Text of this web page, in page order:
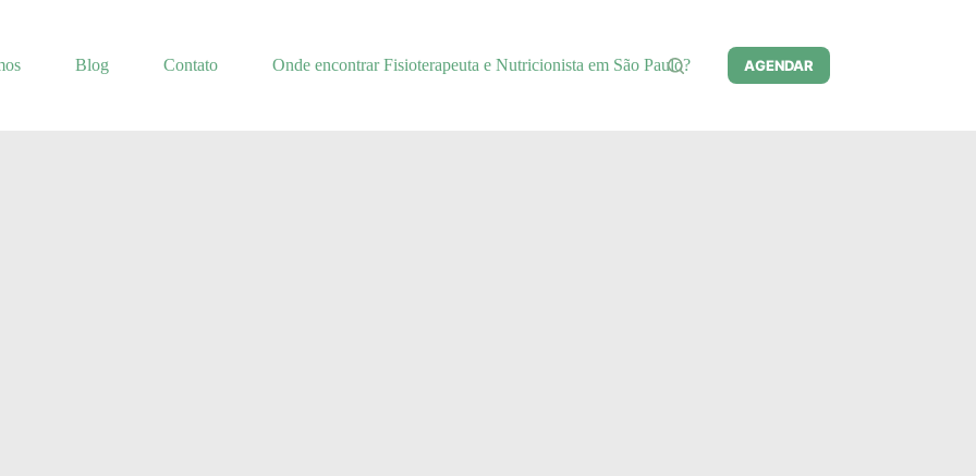
Blog Contato Onde encontrar Fisioterapeuta e Nutricionista em São Paulo? AGENDAR